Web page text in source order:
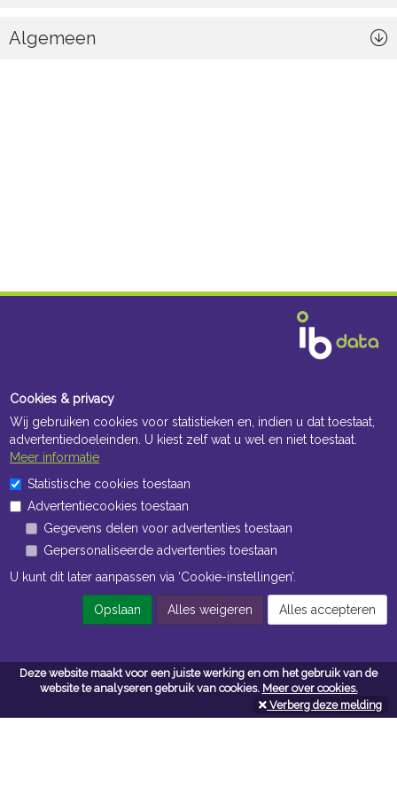
Deze website maakt voor een juiste werking en om het gebruik van de
website te analyseren gebruik van cookies. Meer over cookies.
Verberg deze melding
Algemeen
Openingstijden Kantoor
ma t/m vr 8:30 uur tot 17:00 uur
Openingstijden Magazijn
ma t/m vr 7:00 uur tot 16:30 uur
Navigatie
Algemene voorwaarden
Cookies & privacy
Wij gebruiken cookies voor statistieken en, indien u dat toestaat,
advertentiedoeleinden. U kiest zelf wat u wel en niet toestaat.
Meer informatie
Statistische cookies toestaan
Advertentiecookies toestaan
Gegevens delen voor advertenties toestaan
Gepersonaliseerde advertenties toestaan
U kunt dit later aanpassen via ‘Cookie-instellingen’.
Opslaan Alles weigeren Alles accepteren